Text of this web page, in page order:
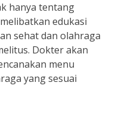
hanya tentang
edukasi
sehat dan olahraga
Dokter akan
menu
yang sesuai